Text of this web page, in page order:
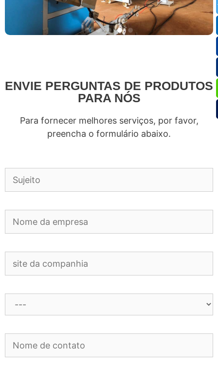
ENVIE PERGUNTAS DE PRODUTOS
PARA NÓS
Para fornecer melhores serviços, por favor,
preencha o formulário abaixo.